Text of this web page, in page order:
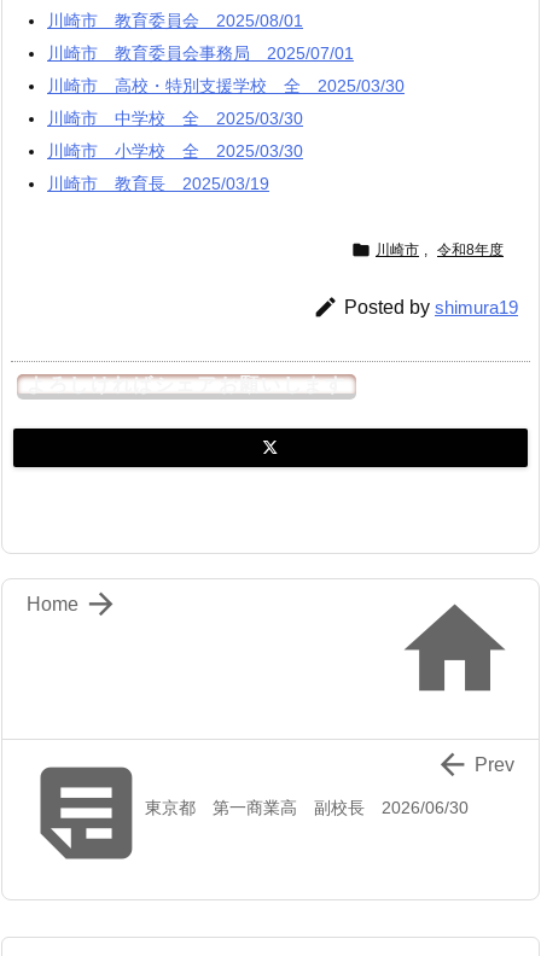
川崎市 教育委員会 2025/08/01
川崎市 教育委員会事務局 2025/07/01
川崎市 高校・特別支援学校 全 2025/03/30
川崎市 中学校 全 2025/03/30
川崎市 小学校 全 2025/03/30
川崎市 教育長 2025/03/19
 川崎市 , 令和8年度
 Posted by shimura19
よろしければシェアお願いします


Home
東京都 第一商業高 副校長 2026/06/30
 Prev